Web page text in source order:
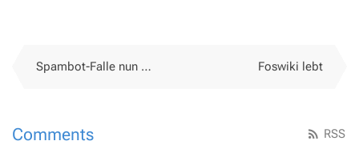
Spambot-Falle nun auch Hackbot-Falle Foswiki lebt
RSS
Comments